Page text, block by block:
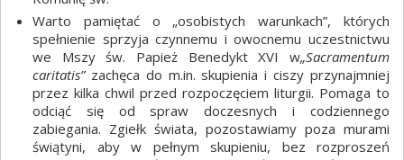
Warto pamiętać o „osobistych warunkach”, których
spełnienie sprzyja czynnemu i owocnemu uczestnictwu
we Mszy św. Papież Benedykt XVI w„Sacramentum
caritatis”zachęca do m.in. skupienia i ciszy przynajmniej
przez kilka chwil przed rozpoczęciem liturgii. Pomaga to
odciąć się od spraw doczesnych i codziennego
zabiegania. Zgiełk świata, pozostawiamy poza murami
świątyni, aby w pełnym skupieniu, bez rozproszeń